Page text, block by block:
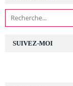
SUIVEZ-MOI